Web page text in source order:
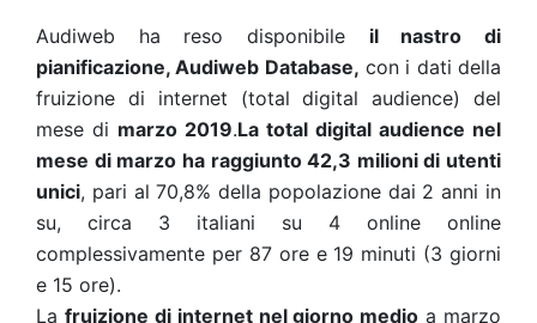
Audiweb ha reso disponibile il nastro di
pianificazione, Audiweb Database, con i dati della
fruizione di internet (total digital audience) del
mese di marzo 2019.La total digital audience nel
mese di marzo ha raggiunto 42,3 milioni di utenti
unici, pari al 70,8% della popolazione dai 2 anni in
su, circa 3 italiani su 4 online online
complessivamente per 87 ore e 19 minuti (3 giorni
e 15 ore).
La fruizione di internet nel giorno medio a marzo